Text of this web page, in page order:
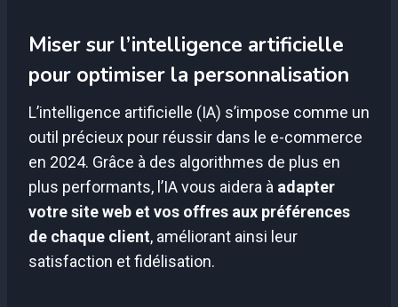
Miser sur l’intelligence artificielle
pour optimiser la personnalisation
L’intelligence artificielle (IA) s’impose comme un
outil précieux pour réussir dans le e-commerce
en 2024. Grâce à des algorithmes de plus en
plus performants, l’IA vous aidera à adapter
votre site web et vos offres aux préférences
de chaque client, améliorant ainsi leur
satisfaction et fidélisation.